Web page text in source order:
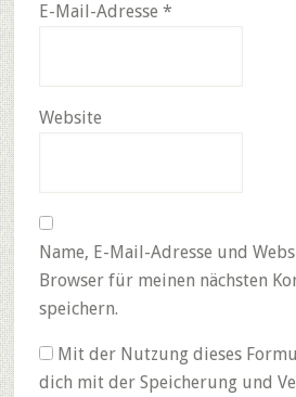
E-Mail-Adresse *
Website
Name, E-Mail-Adresse und
Browser für meinen nächsten
speichern.
Mit der Nutzung dieses
dich mit der Speicherung und